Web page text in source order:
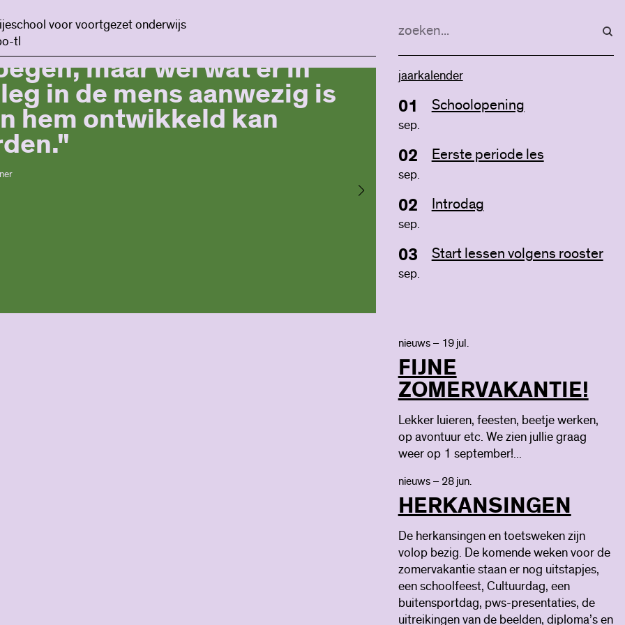
voor voortgezet onderwijs
tl
zich in de bestaande
orde te kunnen
maar wel wat er in
in de mens aanwezig is
hem ontwikkeld kan
“Op het Rudolf
College staat
centraal.”
Sanneke de Neeling, oud-leerling
jaarkalender
01
sep.
Schoolopening
door alle docenten en volgen een
apart programma
02
sep.
Eerste periode les
02
sep.
Introdag
03
sep.
Start lessen volgens rooster
nieuws – 19 jul.
FIJNE
ZOMERVAKANTIE!
Lekker luieren, feesten, beetje werken,
op avontuur etc. We zien jullie graag
weer op 1 september!...
nieuws – 28 jun.
HERKANSINGEN
De herkansingen en toetsweken zijn
volop bezig. De komende weken voor de
zomervakantie staan er nog uitstapjes,
een schoolfeest, Cultuurdag, een
buitensportdag, pws-presentaties, de
uitreikingen van de beelden, diploma’s en